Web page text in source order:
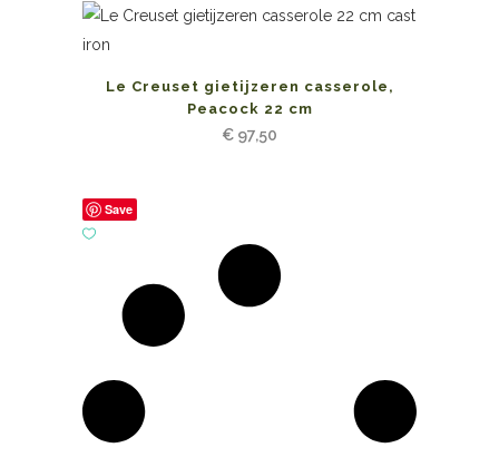
Le Creuset gietijzeren casserole,
Peacock 22 cm
€ 97,50
Save